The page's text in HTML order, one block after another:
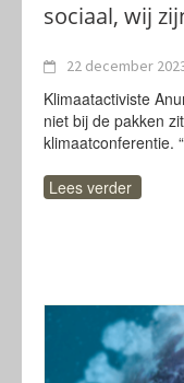
sociaal, wij
22 december
Klimaatactiviste
niet bij de pakken
klimaatconferentie.
Lees verder